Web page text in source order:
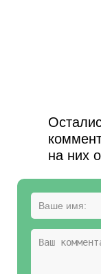
на них